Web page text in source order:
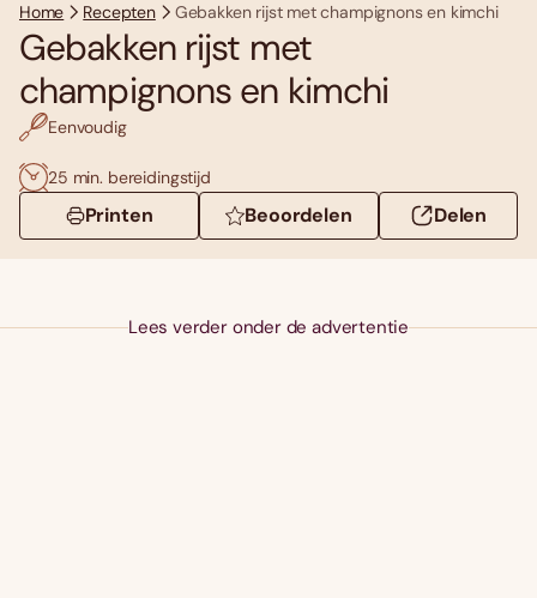
Home Recepten Gebakken rijst met champignons en kimchi
Gebakken rijst met
champignons en kimchi
Eenvoudig
25 min. bereidingstijd
Printen Beoordelen Delen
Lees verder onder de advertentie